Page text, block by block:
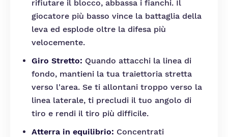
rifiutare il blocco, abbassa i fianchi. Il
giocatore più basso vince la battaglia della
leva ed esplode oltre la difesa più
velocemente.
Giro Stretto: Quando attacchi la linea di
fondo, mantieni la tua traiettoria stretta
verso l'area. Se ti allontani troppo verso la
linea laterale, ti precludi il tuo angolo di
tiro e rendi il tiro più difficile.
Atterra in equilibrio: Concentrati